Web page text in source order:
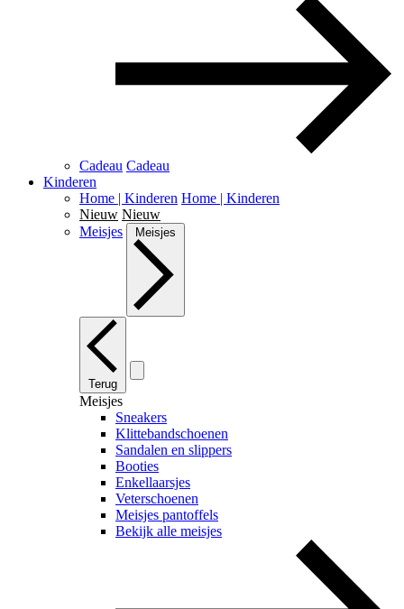
Cadeau Cadeau
Kinderen
Home | Kinderen Home | Kinderen
Nieuw Nieuw
Meisjes
Meisjes
Terug
Meisjes
Sneakers
Klittebandschoenen
Sandalen en slippers
Booties
Enkellaarsjes
Veterschoenen
Meisjes pantoffels
Bekijk alle meisjes